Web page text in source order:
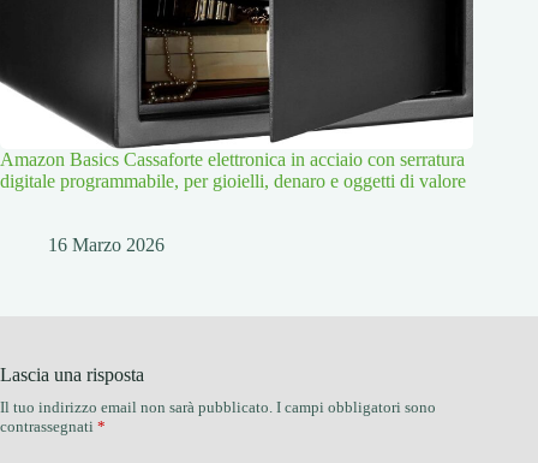
Amazon Basics Cassaforte elettronica in acciaio con serratura
digitale programmabile, per gioielli, denaro e oggetti di valore
16 Marzo 2026
Lascia una risposta
Il tuo indirizzo email non sarà pubblicato. I campi obbligatori sono
contrassegnati *